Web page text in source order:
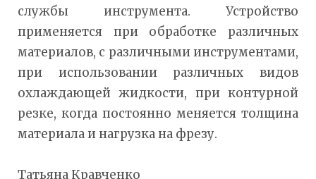
службы инструмента. Устройство
применяется при обработке различных
материалов, с различными инструментами,
при использовании различных видов
охлаждающей жидкости, при контурной
резке, когда постоянно меняется толщина
материала и нагрузка на фрезу.
Татьяна Кравченко